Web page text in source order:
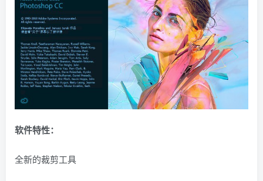
软件特性：
全新的裁剪工具